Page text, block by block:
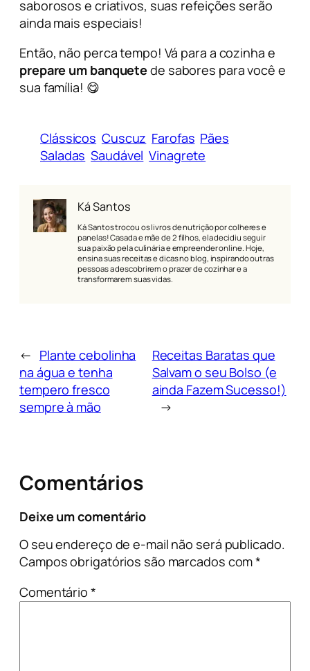
saborosos e criativos, suas refeições serão
ainda mais especiais!
Então, não perca tempo! Vá para a cozinha e
prepare um banquetede sabores para você e
sua família! 😋
Clássicos Cuscuz Farofas Pães
Saladas Saudável Vinagrete
Ká Santos
Ká Santos trocou os livros de nutrição por colheres e
panelas! Casada e mãe de 2 filhos, ela decidiu seguir
sua paixão pela culinária e empreender online. Hoje,
ensina suas receitas e dicas no blog, inspirando outras
pessoas a descobrirem o prazer de cozinhar e a
transformarem suas vidas.
← Plante cebolinha
na água e tenha
tempero fresco
sempre à mão
Receitas Baratas que
Salvam o seu Bolso (e
ainda Fazem Sucesso!)
→
Comentários
Deixe um comentário
O seu endereço de e-mail não será publicado.
Campos obrigatórios são marcados com*
Comentário *